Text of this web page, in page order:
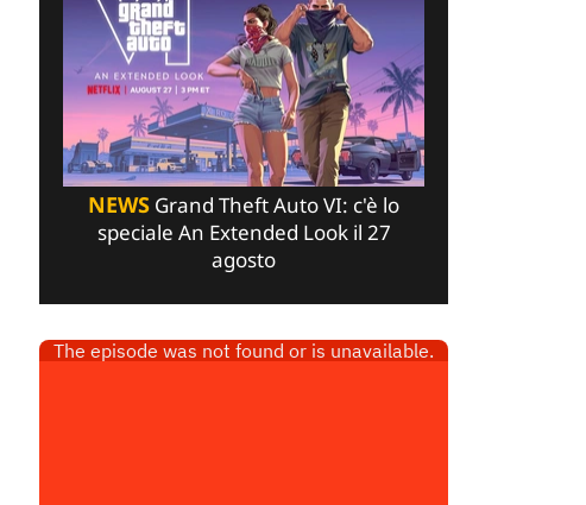
NEWS Grand Theft Auto VI: c'è lo
speciale An Extended Look il 27
agosto